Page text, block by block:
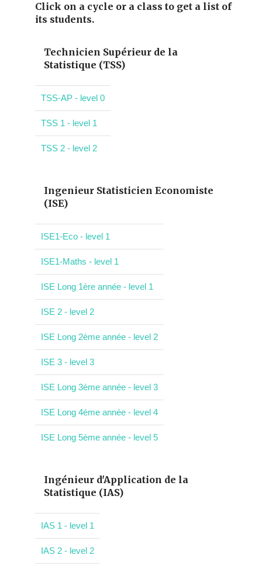
Click on a cycle or a class to get a list of
its students.
Technicien Supérieur de la
Statistique (TSS)
TSS-AP - level 0
TSS 1 - level 1
TSS 2 - level 2
Ingenieur Statisticien Economiste
(ISE)
ISE1-Eco - level 1
ISE1-Maths - level 1
ISE Long 1ère année - level 1
ISE 2 - level 2
ISE Long 2ème année - level 2
ISE 3 - level 3
ISE Long 3ème année - level 3
ISE Long 4ème année - level 4
ISE Long 5ème année - level 5
Ingénieur d'Application de la
Statistique (IAS)
IAS 1 - level 1
IAS 2 - level 2